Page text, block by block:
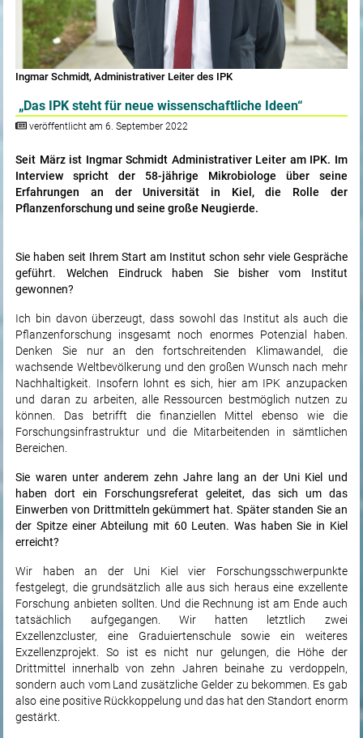
Ingmar Schmidt, Administrativer Leiter des IPK
„Das IPK steht für neue wissenschaftliche Ideen“
veröffentlicht am 6. September 2022
Seit März ist Ingmar Schmidt Administrativer Leiter am IPK. Im
Interview spricht der 58-jährige Mikrobiologe über seine
Erfahrungen an der Universität in Kiel, die Rolle der
Pflanzenforschung und seine große Neugierde.
Sie haben seit Ihrem Start am Institut schon sehr viele Gespräche
geführt. Welchen Eindruck haben Sie bisher vom Institut
gewonnen?
Ich bin davon überzeugt, dass sowohl das Institut als auch die
Pflanzenforschung insgesamt noch enormes Potenzial haben.
Denken Sie nur an den fortschreitenden Klimawandel, die
wachsende Weltbevölkerung und den großen Wunsch nach mehr
Nachhaltigkeit. Insofern lohnt es sich, hier am IPK anzupacken
und daran zu arbeiten, alle Ressourcen bestmöglich nutzen zu
können. Das betrifft die finanziellen Mittel ebenso wie die
Forschungsinfrastruktur und die Mitarbeitenden in sämtlichen
Bereichen.
Sie waren unter anderem zehn Jahre lang an der Uni Kiel und
haben dort ein Forschungsreferat geleitet, das sich um das
Einwerben von Drittmitteln gekümmert hat. Später standen Sie an
der Spitze einer Abteilung mit 60 Leuten. Was haben Sie in Kiel
erreicht?
Wir haben an der Uni Kiel vier Forschungsschwerpunkte
festgelegt, die grundsätzlich alle aus sich heraus eine exzellente
Forschung anbieten sollten. Und die Rechnung ist am Ende auch
tatsächlich aufgegangen. Wir hatten letztlich zwei
Exzellenzcluster, eine Graduiertenschule sowie ein weiteres
Exzellenzprojekt. So ist es nicht nur gelungen, die Höhe der
Drittmittel innerhalb von zehn Jahren beinahe zu verdoppeln,
sondern auch vom Land zusätzliche Gelder zu bekommen. Es gab
also eine positive Rückkoppelung und das hat den Standort enorm
gestärkt.